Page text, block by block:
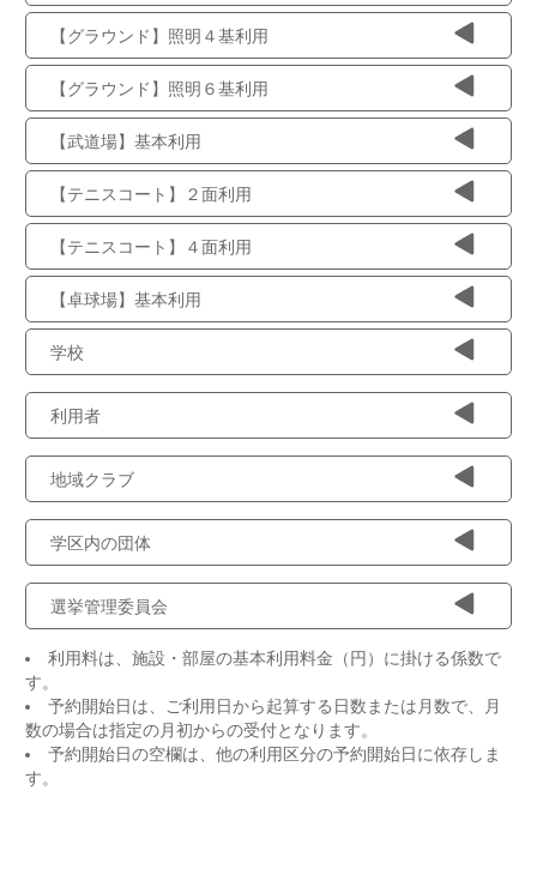
【グラウンド】照明４基利用
【グラウンド】照明６基利用
【武道場】基本利用
【テニスコート】２面利用
【テニスコート】４面利用
【卓球場】基本利用
学校
利用者
地域クラブ
学区内の団体
選挙管理委員会
利用料は、施設・部屋の基本利用料金（円）に掛ける係数で
す。
予約開始日は、ご利用日から起算する日数または月数で、月
数の場合は指定の月初からの受付となります。
予約開始日の空欄は、他の利用区分の予約開始日に依存しま
す。